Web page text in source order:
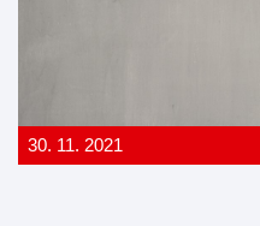
30. 11. 2021